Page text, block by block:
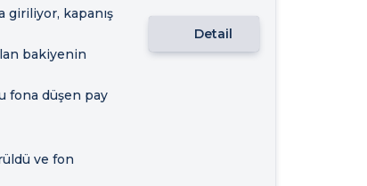
giriliyor, kapanış
bakiyenin
fona düşen pay
ve fon
Detail